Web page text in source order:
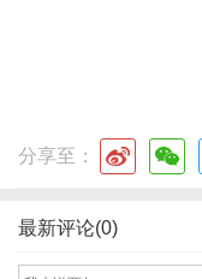
分享至：
最新评论(0)